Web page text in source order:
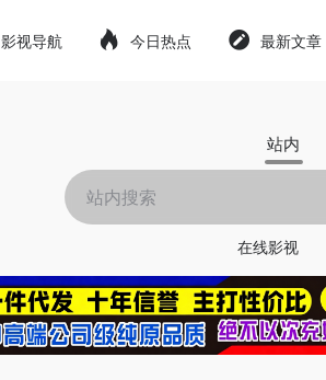
影视导航 今日热点 最新文章
站内
在线影视